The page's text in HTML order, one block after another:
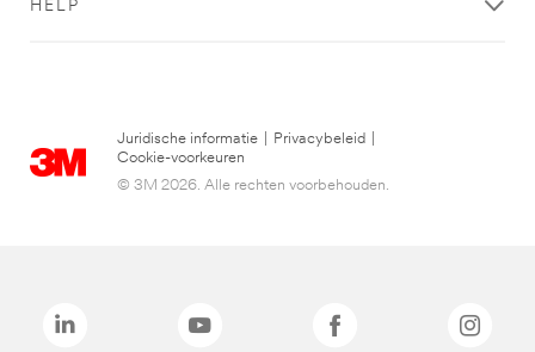
HELP
Juridische informatie Privacybeleid
Cookie-voorkeuren
© 3M 2026. Alle rechten voorbehouden.